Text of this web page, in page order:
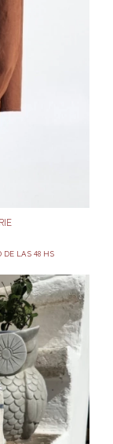
DE LAS 48 HS